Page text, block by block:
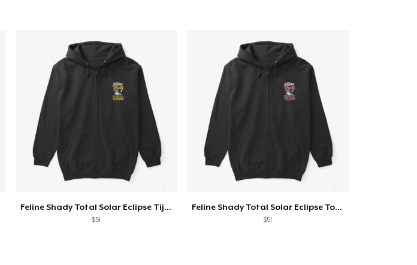
Feline Shady Total Solar Eclipse Tijuana
$51
Feline Shady Total Solar Eclipse Toledo
$51
Continua a Comprare